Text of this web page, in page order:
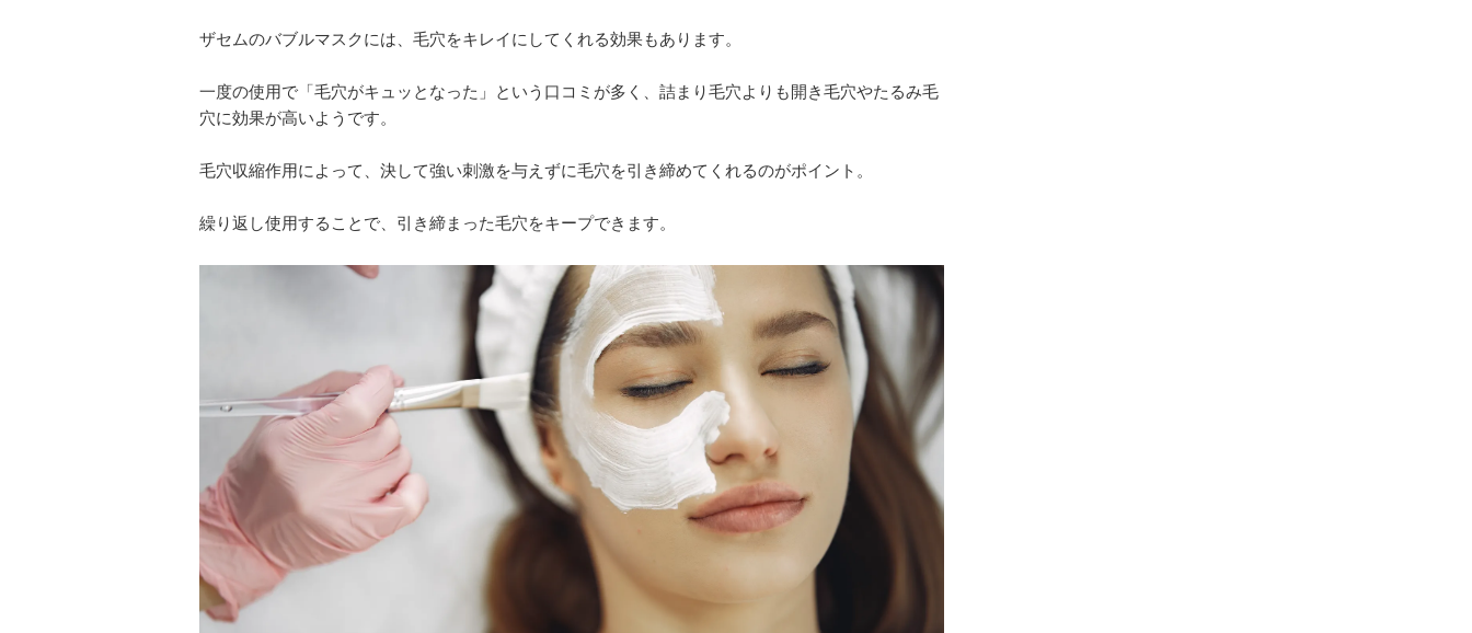
ザセムのバブルマスクには、毛穴をキレイにしてくれる効果もあります。
一度の使用で「毛穴がキュッとなった」という口コミが多く、詰まり毛穴よりも開き毛穴やたるみ毛
穴に効果が高いようです。
毛穴収縮作用によって、決して強い刺激を与えずに毛穴を引き締めてくれるのがポイント。
繰り返し使用することで、引き締まった毛穴をキープできます。